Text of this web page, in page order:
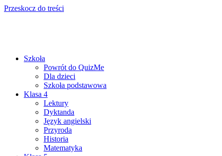
Przeskocz do treści
Szkoła
Powrót do QuizMe
Dla dzieci
Szkoła podstawowa
Klasa 4
Lektury
Dyktanda
Język angielski
Przyroda
Historia
Matematyka